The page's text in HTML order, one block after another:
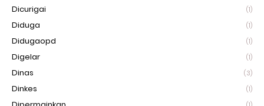
Dicurigai (1)
Diduga (1)
Didugaopd (1)
Digelar (1)
Dinas (3)
Dinkes (1)